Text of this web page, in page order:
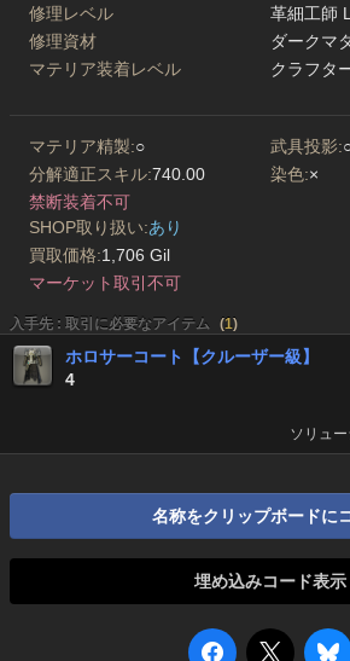
修理レベル
革細工師
修理資材
ダークマ
マテリア装着レベル
クラフタ
マテリア精製:○ 武具投影:
分解適正スキル:740.00 染色:×
禁断装着不可
SHOP取り扱い:あり
買取価格:1,706 Gil
マーケット取引不可
入手先 : 取引に必要なアイテム (1)
ホロサーコート【クルーザー級】
4
ソリュ
名称をクリップボードに
埋め込みコード表示